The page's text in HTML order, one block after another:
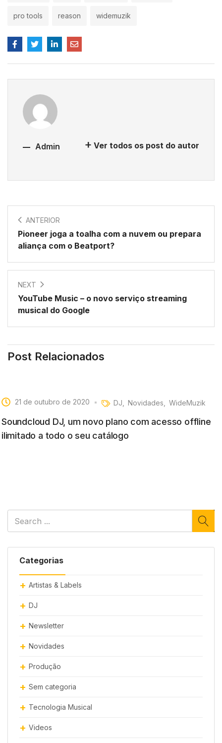
Categorias
Artistas & Labels
DJ
Newsletter
Novidades
Produção
Sem categoria
Tecnologia Musical
Videos
pro tools reason widemuzik
Admin Ver todos os post do autor
ANTERIOR
Pioneer joga a toalha com a nuvem ou prepara
aliança com o Beatport?
NEXT
YouTube Music – o novo serviço streaming
musical do Google
Post Relacionados
21 de outubro de 2020 DJ Novidades WideMuzik
Soundcloud DJ, um novo plano com acesso offline
ilimitado a todo o seu catálogo